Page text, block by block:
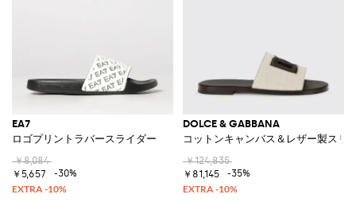
EA7
ロゴプリントラバースライダー
￥8,084
￥5,657
-30%
DOLCE & GABBANA
コットンキャンバス＆レザー製スリ
￥124,835
￥81,145
-35%